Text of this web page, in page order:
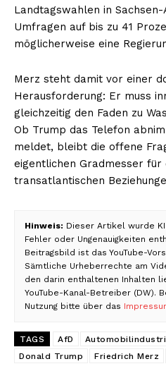
Landtagswahlen in
Umfragen auf bis zu 41
möglicherweise eine
Merz steht damit vor einer
Herausforderung: Er muss
gleichzeitig den Faden zu
Ob Trump das Telefon
meldet, bleibt die offene
eigentlichen Gradmesser für
transatlantischen
Hinweis: Dieser Artikel wurde
Fehler oder Ungenauigkeiten
Beitragsbild ist das YouTube-
Sämtliche Urheberrechte am
den darin enthaltenen Inhalten
YouTube-Kanal-Betreiber (DW).
Nutzung bitte über das
TAGS AfD
Donald Trump
Friedrich Merz